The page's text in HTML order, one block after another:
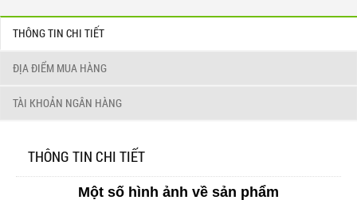
THÔNG TIN CHI TIẾT
ĐỊA ĐIỂM MUA HÀNG
TÀI KHOẢN NGÂN HÀNG
THÔNG TIN CHI TIẾT
Một số hình ảnh về sản phẩm